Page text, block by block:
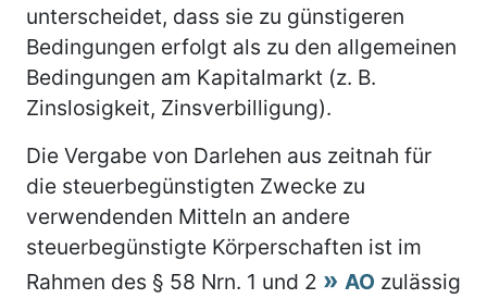
unterscheidet, dass sie zu günstigeren
Bedingungen erfolgt als zu den allgemeinen
Bedingungen am Kapitalmarkt (z. B.
Zinslosigkeit, Zinsverbilligung).
Die Vergabe von Darlehen aus zeitnah für
die steuerbegünstigten Zwecke zu
verwendenden Mitteln an andere
steuerbegünstigte Körperschaften ist im
Rahmen des § 58 Nrn. 1 und 2
AO zulässig